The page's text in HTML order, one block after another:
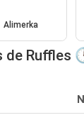
Alimerka
de Ruffles